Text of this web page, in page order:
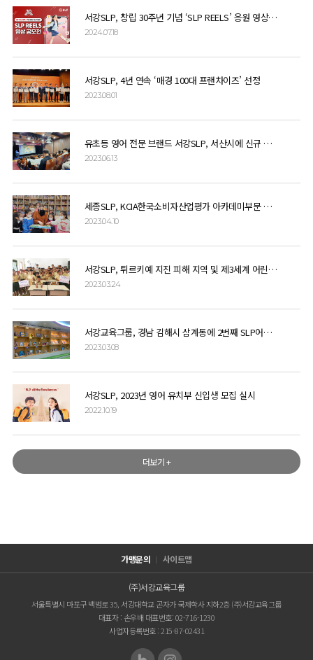
서강SLP, 창립 30주년 기념 ‘SLP REELS’ 응원 영상 이벤트 개최
2024.07.18
서강SLP, 4년 연속 ‘매경 100대 프랜차이즈’ 선정
2023.08.01
유초등 영어 전문 브랜드 서강SLP, 서산시에 신규 개원
2023.06.13
세종SLP, KCIA한국소비자산업평가 아카데미부문 세종지역 1위 쾌거
2023.04.10
서강SLP, 튀르키예 지진 피해 지역 및 제3세계 어린이 학업 후원
2023.03.24
서강교육그룹, 경남 김해시 삼계동에 2번째 SLP어학원 개원
2023.03.08
서강SLP, 2023년 영어 유치부 신입생 모집 실시
2022.10.19
더보기 +
가맹문의 사이트맵
(주)서강교육그룹
서울특별시 마포구 백범로 35, 서강대학교 곤자가 국제학사 지하2층 (주)서강교육그룹
대표자 : 손우배 대표번호: 02-716-1230
사업자등록번호 : 215-87-02431